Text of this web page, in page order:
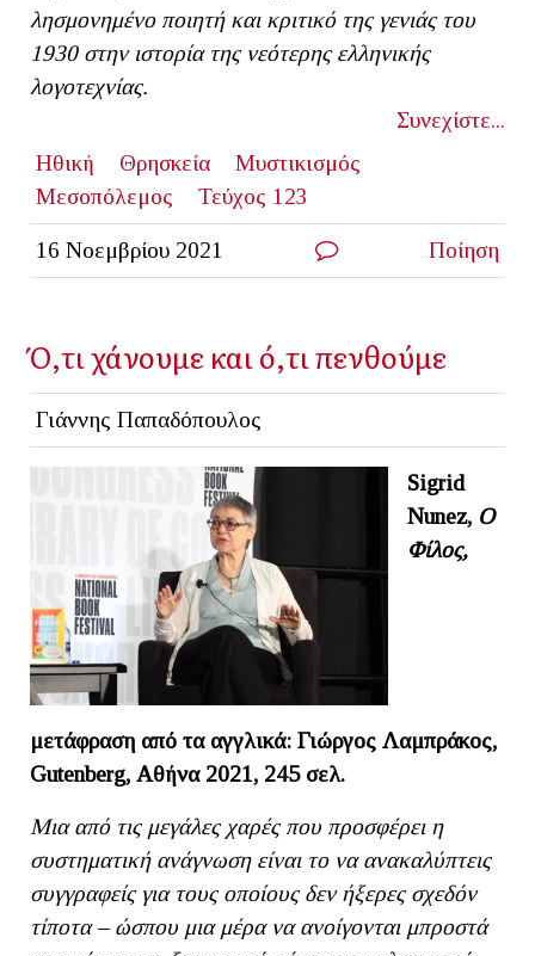
λησμονημένο ποιητή και κριτικό της γενιάς του
1930 στην ιστορία της νεότερης ελληνικής
λογοτεχνίας.
Συνεχίστε...
Ηθική
Θρησκεία
Μυστικισμός
Μεσοπόλεμος
Τεύχος 123
16 Νοεμβρίου 2021 Ποίηση
Ό,τι χάνουμε και ό,τι πενθούμε
Γιάννης Παπαδόπουλος
Sigrid
Nunez, Ο
Φίλος,
μετάφραση από τα αγγλικά: Γιώργος Λαμπράκος,
Gutenberg, Αθήνα 2021, 245 σελ.
Μια από τις μεγάλες χαρές που προσφέρει η
συστηματική ανάγνωση είναι το να ανακαλύπτεις
συγγραφείς για τους οποίους δεν ήξερες σχεδόν
τίποτα – ώσπου μια μέρα να ανοίγονται μπροστά